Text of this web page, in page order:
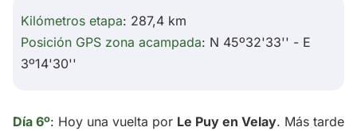
Kilómetros etapa: 287,4 km
Posición GPS zona acampada: N 45º32'33'' - E
3º14'30''
Día 6º: Hoy una vuelta por Le Puy en Velay. Más tarde